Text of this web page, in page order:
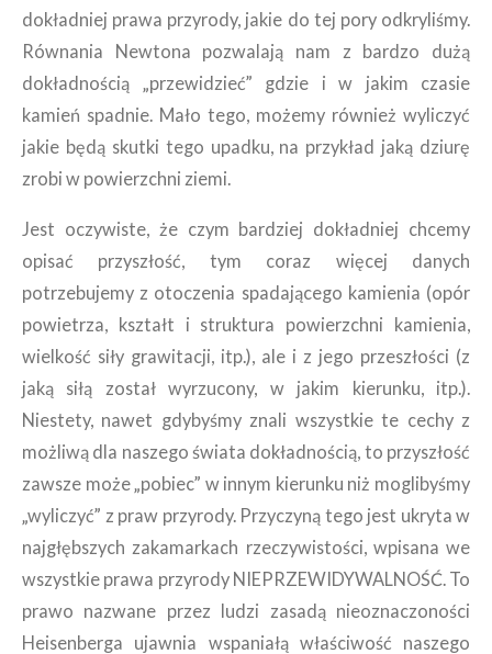
dokładniej prawa przyrody, jakie do tej pory odkryliśmy.
Równania Newtona pozwalają nam z bardzo dużą
dokładnością „przewidzieć” gdzie i w jakim czasie
kamień spadnie. Mało tego, możemy również wyliczyć
jakie będą skutki tego upadku, na przykład jaką dziurę
zrobi w powierzchni ziemi.
Jest oczywiste, że czym bardziej dokładniej chcemy
opisać przyszłość, tym coraz więcej danych
potrzebujemy z otoczenia spadającego kamienia (opór
powietrza, kształt i struktura powierzchni kamienia,
wielkość siły grawitacji, itp.), ale i z jego przeszłości (z
jaką siłą został wyrzucony, w jakim kierunku, itp.).
Niestety, nawet gdybyśmy znali wszystkie te cechy z
możliwą dla naszego świata dokładnością, to przyszłość
zawsze może „pobiec” w innym kierunku niż moglibyśmy
„wyliczyć” z praw przyrody. Przyczyną tego jest ukryta w
najgłębszych zakamarkach rzeczywistości, wpisana we
wszystkie prawa przyrody NIEPRZEWIDYWALNOŚĆ. To
prawo nazwane przez ludzi zasadą nieoznaczoności
Heisenberga ujawnia wspaniałą właściwość naszego